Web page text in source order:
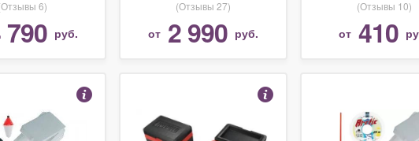
6)
790 руб.
оснащения)
(Отзывы 27)
от 2 990 руб.
(Отзывы 10)
от 410